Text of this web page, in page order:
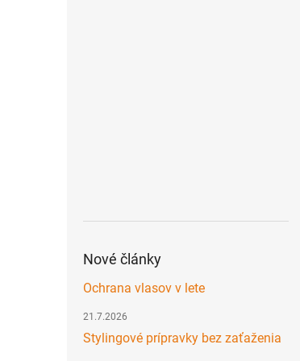
Nové články
Ochrana vlasov v lete
21.7.2026
Stylingové prípravky bez zaťaženia